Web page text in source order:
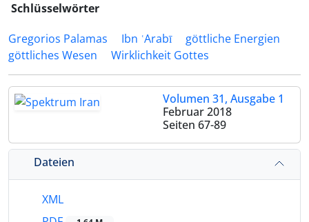
Schlüsselwörter
Gregorios Palamas
Ibn ʿArabī
göttliche Energien
göttliches Wesen
Wirklichkeit Gottes
Volumen 31, Ausgabe 1
Februar 2018
Seiten 67-89
Dateien
XML